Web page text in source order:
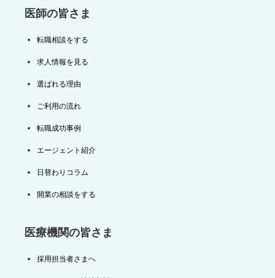
医師の皆さま
転職相談をする
求人情報を見る
選ばれる理由
ご利用の流れ
転職成功事例
エージェント紹介
日替わりコラム
開業の相談をする
医療機関の皆さま
採用担当者さまへ